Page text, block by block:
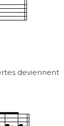
deviennent